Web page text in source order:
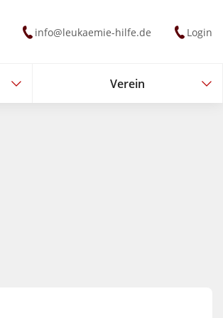
info@leukaemie-hilfe.de Login
Verein
Verein